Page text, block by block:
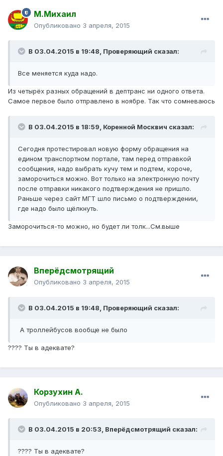
М.Михаил
Опубликовано 3 апреля, 2015
В 03.04.2015 в 19:48, Проверяющий сказал:
Все меняется куда надо.
Из четырёх разных обращений в дептранс ни одного ответа.
Самое первое было отправлено в ноябре. Так что сомневаюсь
В 03.04.2015 в 18:59, Коренной Москвич сказал:
Сегодня протестировал новую форму обращения на
едином транспортном портале, там перед отправкой
сообщения, надо выбрать кучу тем и подтем, короче,
заморочиться можно. Вот только на электронную почту
после отправки никакого подтверждения не пришло.
Раньше через сайт МГТ шло письмо о подтверждении,
где надо было щёлкнуть.
Заморочиться-то можно, но будет ли толк...См.выше
Вперёдсмотрящий
Опубликовано 3 апреля, 2015
В 03.04.2015 в 19:48, Проверяющий сказал:
А троллейбусов вообще не было
???? Ты в адеквате?
Корзухин А.
Опубликовано 3 апреля, 2015
В 03.04.2015 в 20:53, Вперёдсмотрящий сказал:
???? Ты в адеквате?